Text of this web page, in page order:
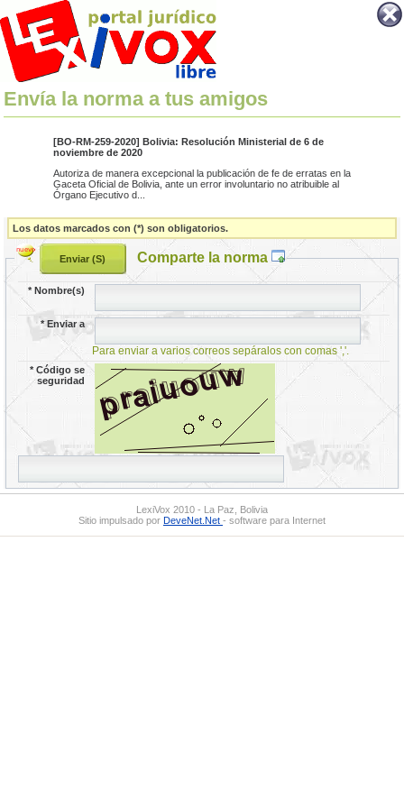
Envía la norma a tus amigos
[BO-RM-259-2020] Bolivia: Resolución Ministerial de 6 de
noviembre de 2020
Autoriza de manera excepcional la publicación de fe de erratas en la
Gaceta Oficial de Bolivia, ante un error involuntario no atribuible al
Órgano Ejecutivo d...
Los datos marcados con (*) son obligatorios.
Comparte la norma
*Nombre(s)
*Enviar a
Para enviar a varios correos sepáralos con comas ','.
*Código se
seguridad
LexiVox 2010 - La Paz, Bolivia
Sitio impulsado por DeveNet.Net - software para Internet